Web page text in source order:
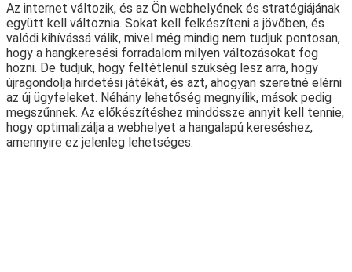
Az internet változik, és az Ön webhelyének és stratégiájának
együtt kell változnia. Sokat kell felkészíteni a jövőben, és
valódi kihívássá válik, mivel még mindig nem tudjuk pontosan,
hogy a hangkeresési forradalom milyen változásokat fog
hozni. De tudjuk, hogy feltétlenül szükség lesz arra, hogy
újragondolja hirdetési játékát, és azt, ahogyan szeretné elérni
az új ügyfeleket. Néhány lehetőség megnyílik, mások pedig
megszűnnek. Az előkészítéshez mindössze annyit kell tennie,
hogy optimalizálja a webhelyet a hangalapú kereséshez,
amennyire ez jelenleg lehetséges.